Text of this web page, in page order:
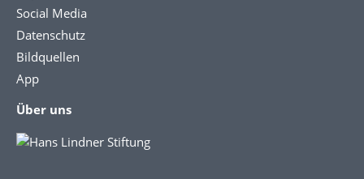
Social Media
Datenschutz
Bildquellen
App
Über uns